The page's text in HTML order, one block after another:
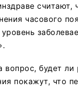
считают,
часового
вопрос, будет
покажут, что